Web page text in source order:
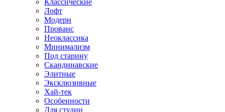
Классические
Лофт
Модерн
Прованс
Неоклассика
Минимализм
Под старину
Скандинавские
Элитные
Эксклюзивные
Хай-тек
Особенности
Для студии